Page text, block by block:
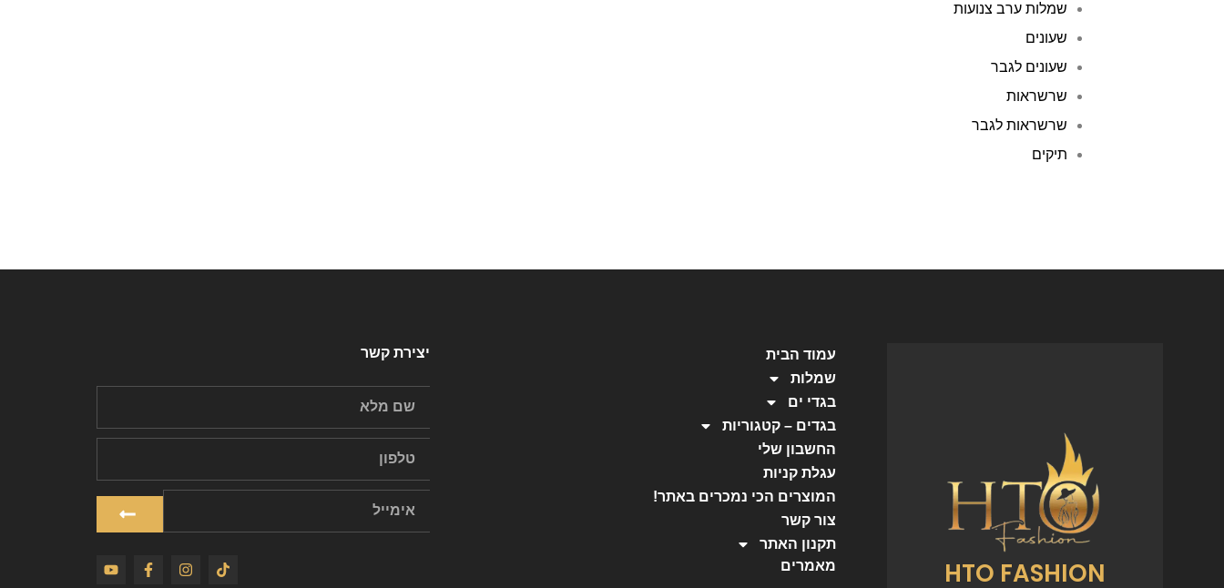
שמלות ערב צנועות
שעונים
שעונים לגבר
שרשראות
שרשראות לגבר
תיקים
HTO FASHION
עמוד הבית
שמלות
בגדי ים
בגדים – קטגוריות
החשבון שלי
עגלת קניות
המוצרים הכי נמכרים באתר!
צור קשר
תקנון האתר
מאמרים
יצירת קשר